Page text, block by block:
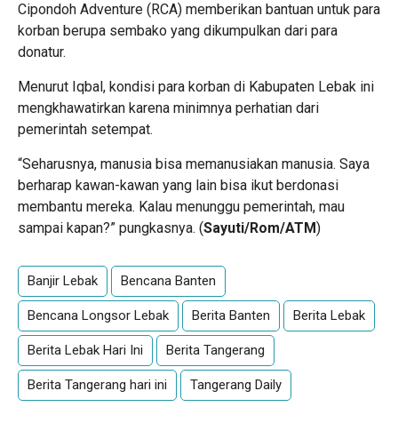
Cipondoh Adventure (RCA) memberikan bantuan untuk para
korban berupa sembako yang dikumpulkan dari para
donatur.
Menurut Iqbal, kondisi para korban di Kabupaten Lebak ini
mengkhawatirkan karena minimnya perhatian dari
pemerintah setempat.
“Seharusnya, manusia bisa memanusiakan manusia. Saya
berharap kawan-kawan yang lain bisa ikut berdonasi
membantu mereka. Kalau menunggu pemerintah, mau
sampai kapan?” pungkasnya. (Sayuti/Rom/ATM)
Banjir Lebak Bencana Banten
Bencana Longsor Lebak Berita Banten Berita Lebak
Berita Lebak Hari Ini Berita Tangerang
Berita Tangerang hari ini Tangerang Daily